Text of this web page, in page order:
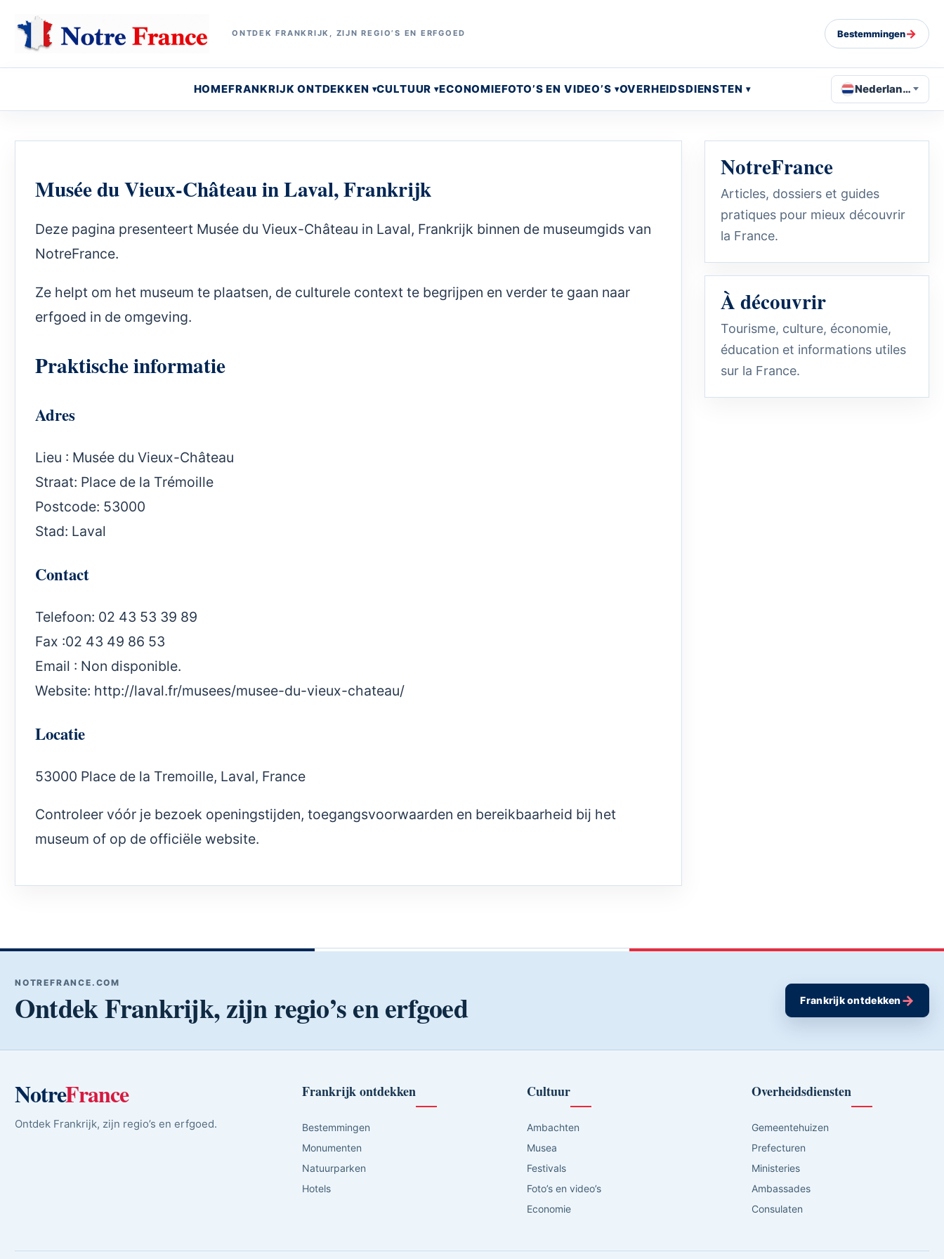
ONTDEK FRANKRIJK, ZIJN REGIO’S EN ERFGOED Bestemmingen→
HOMEFRANKRIJK ONTDEKKEN CULTUUR ECONOMIEFOTO’S EN VIDEO’S OVERHEIDSDIENSTEN Nederlands
Musée du Vieux-Château in Laval, Frankrijk
Deze pagina presenteert Musée du Vieux-Château in Laval, Frankrijk binnen de museumgids van
NotreFrance.
Ze helpt om het museum te plaatsen, de culturele context te begrijpen en verder te gaan naar
erfgoed in de omgeving.
Praktische informatie
Adres
Lieu : Musée du Vieux-Château
Straat: Place de la Trémoille
Postcode: 53000
Stad: Laval
Contact
Telefoon: 02 43 53 39 89
Fax :02 43 49 86 53
Email : Non disponible.
Website: http://laval.fr/musees/musee-du-vieux-chateau/
Locatie
53000 Place de la Tremoille, Laval, France
Controleer vóór je bezoek openingstijden, toegangsvoorwaarden en bereikbaarheid bij het
museum of op de officiële website.
NotreFrance
Articles, dossiers et guides
pratiques pour mieux découvrir
la France.
À découvrir
Tourisme, culture, économie,
éducation et informations utiles
sur la France.
NOTREFRANCE.COM
Ontdek Frankrijk, zijn regio’s en erfgoed Frankrijk ontdekken→
NotreFrance
Ontdek Frankrijk, zijn regio’s en erfgoed.
Frankrijk ontdekken
Bestemmingen
Monumenten
Natuurparken
Hotels
Cultuur
Ambachten
Musea
Festivals
Foto’s en video’s
Economie
Overheidsdiensten
Gemeentehuizen
Prefecturen
Ministeries
Ambassades
Consulaten